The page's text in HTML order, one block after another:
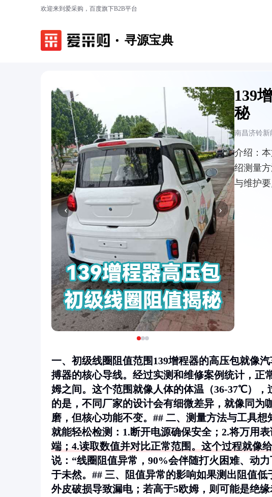
欢迎来到爱采购，百度旗下B2B平台
寻源宝典
‹ ›
139
秘
南昌济铃新
介绍：
绍测量
与维护要
一、初级线圈阻值范围139增程器的高压包就像
搏器的核心导线。经过实测和维修案例统计，正
姆之间。这个范围就像人体的体温（36-37℃）
的是，不同厂家的设计会有细微差异，就像同为
磨，但核心功能不变。## 二、测量方法与工具
就能轻松检测：1.断开电源确保安全；2.将万用
端；4.读取数值并对比正常范围。这个过程就像
说：“线圈阻值异常，90%会伴随打火困难、动
于未然。## 三、阻值异常的影响如果测出阻值
外皮破损导致漏电；若高于5欧姆，则可能是绝